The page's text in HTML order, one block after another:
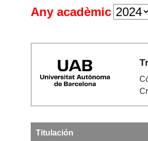
Any acadèmic
Titulación